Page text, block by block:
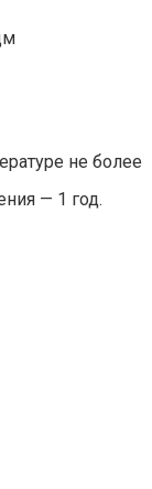
не более
— 1 год.